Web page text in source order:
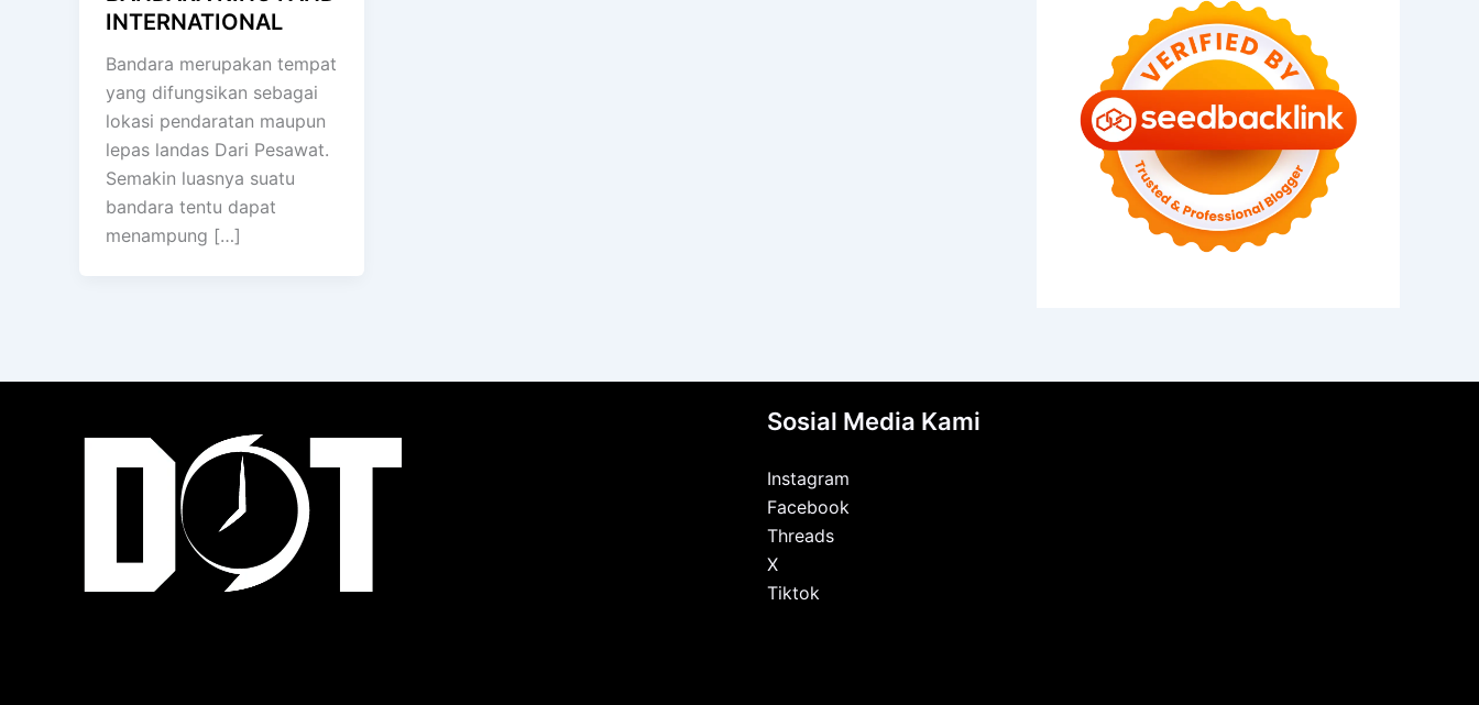
INTERNATIONAL
Bandara merupakan tempat
yang difungsikan sebagai
lokasi pendaratan maupun
lepas landas Dari Pesawat.
Semakin luasnya suatu
bandara tentu dapat
menampung […]
Sosial Media Kami
Instagram
Facebook
Threads
X
Tiktok